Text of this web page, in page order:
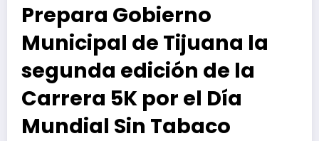
Prepara Gobierno
Municipal de Tijuana la
segunda edición de la
Carrera 5K por el Día
Mundial Sin Tabaco